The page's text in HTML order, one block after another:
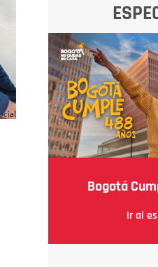
Bogotá
Ir al